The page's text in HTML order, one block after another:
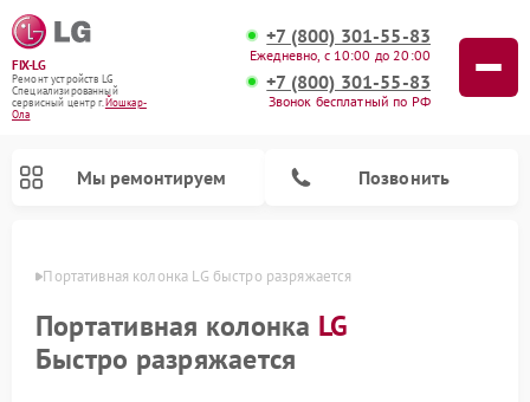
FIX-LG
Ремонт устройств LG
Специализированный
cервисный центр г.Йошкар-
Ола
+7 (800) 301-55-83
Ежедневно, с 10:00 до 20:00
+7 (800) 301-55-83
Звонок бесплатный по РФ
Мы ремонтируем Позвонить
Оле Портативная колонка LG быстро разряжается
Портативная колонка LG
Быстро разряжается